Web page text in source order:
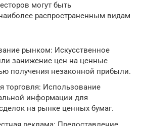
могут быть
распространенным видам
рынком: Искусственное
занижение цен на ценные
получения незаконной прибыли.
торговля: Использование
информации для
на рынке ценных бумаг.